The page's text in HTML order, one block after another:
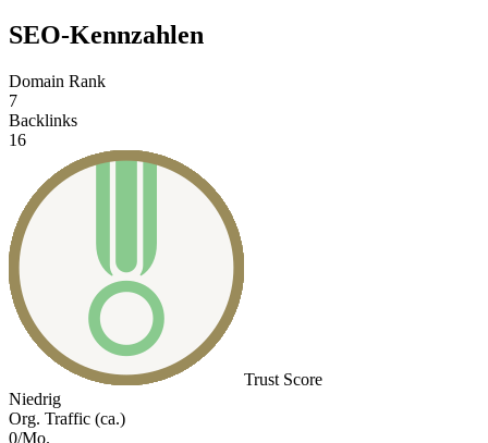
SEO-Kennzahlen
Domain Rank
7
Backlinks
16
Trust Score
Niedrig
Org. Traffic (ca.)
0/Mo.